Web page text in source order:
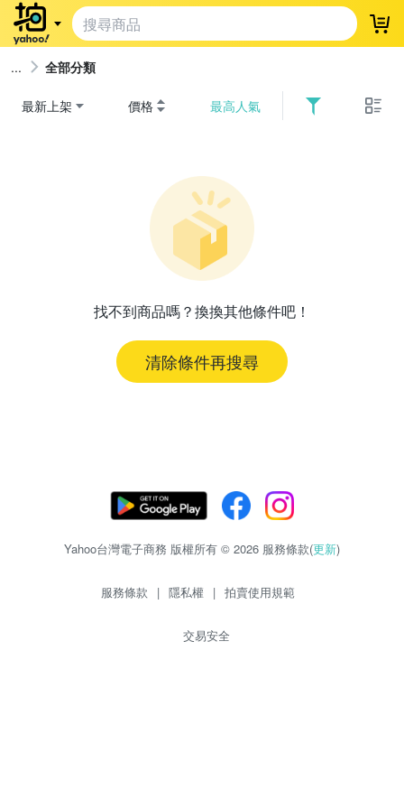
登
全部分類
最新上架 價格 最高人氣
找不到商品嗎？換換其他條件吧！
清除條件再搜尋
Yahoo台灣電子商務 版權所有 © 2026 服務條款(更新)
服務條款 | 隱私權 | 拍賣使用規範
交易安全